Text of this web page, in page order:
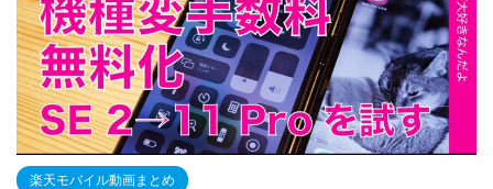
楽天モバイル動画まとめ